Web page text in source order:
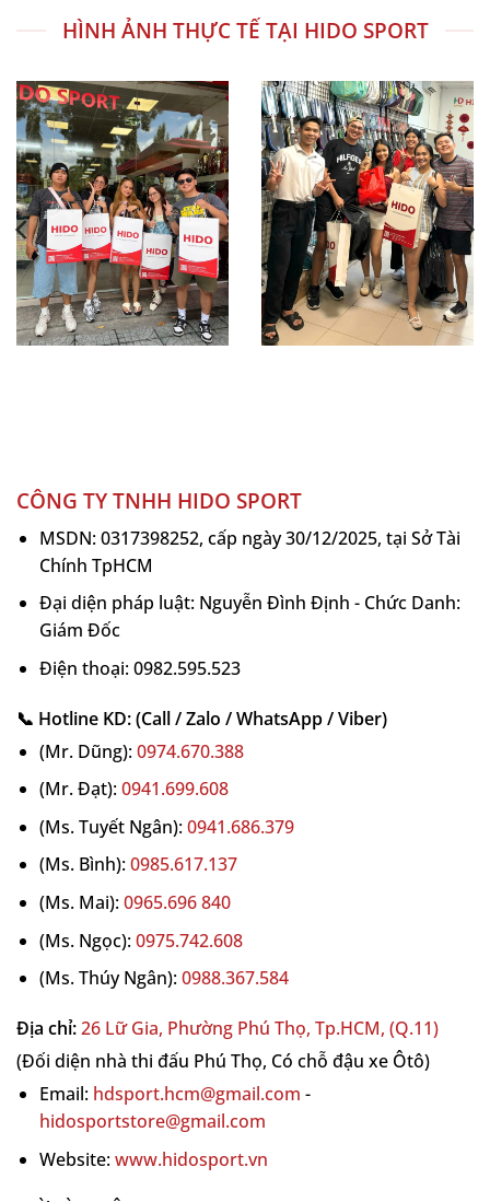
HÌNH ẢNH THỰC TẾ TẠI HIDO SPORT
CÔNG TY TNHH HIDO SPORT
MSDN: 0317398252, cấp ngày 30/12/2025, tại Sở Tài
Chính TpHCM
Đại diện pháp luật: Nguyễn Đình Định - Chức Danh:
Giám Đốc
Điện thoại: 0982.595.523
📞 Hotline KD: (Call / Zalo / WhatsApp / Viber)
(Mr. Dũng):0974.670.388
(Mr. Đạt):0941.699.608
(Ms. Tuyết Ngân):0941.686.379
(Ms. Bình):0985.617.137
(Ms. Mai):0965.696 840
(Ms. Ngọc):0975.742.608
(Ms. Thúy Ngân):0988.367.584
Địa chỉ:26 Lữ Gia, Phường Phú Thọ, Tp.HCM, (Q.11)
(Đối diện nhà thi đấu Phú Thọ, Có chỗ đậu xe Ôtô)
Email: hdsport.hcm@gmail.com -
hidosportstore@gmail.com
Website:www.hidosport.vn